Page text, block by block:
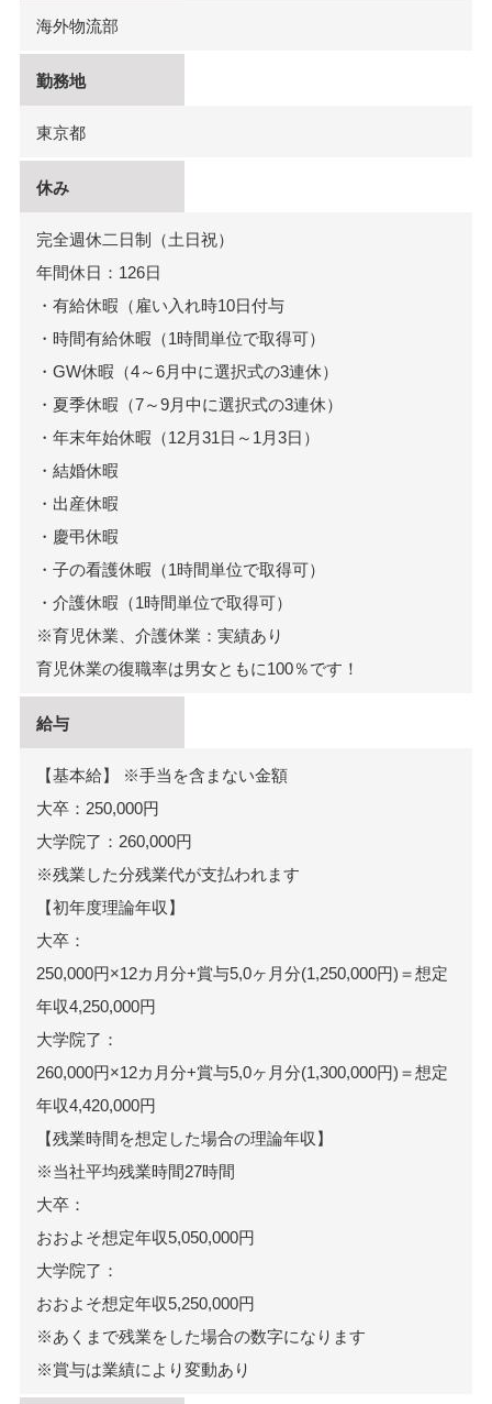
海外物流部
勤務地
東京都
休み
完全週休二日制（土日祝）
年間休日：126日
・有給休暇（雇い入れ時10日付与
・時間有給休暇（1時間単位で取得可）
・GW休暇（4～6月中に選択式の3連休）
・夏季休暇（7～9月中に選択式の3連休）
・年末年始休暇（12月31日～1月3日）
・結婚休暇
・出産休暇
・慶弔休暇
・子の看護休暇（1時間単位で取得可）
・介護休暇（1時間単位で取得可）
※育児休業、介護休業：実績あり
育児休業の復職率は男女ともに100％です！
給与
【基本給】 ※手当を含まない金額
大卒：250,000円
大学院了：260,000円
※残業した分残業代が支払われます
【初年度理論年収】
大卒：
250,000円×12カ月分+賞与5,0ヶ月分(1,250,000円)＝想定
年収4,250,000円
大学院了：
260,000円×12カ月分+賞与5,0ヶ月分(1,300,000円)＝想定
年収4,420,000円
【残業時間を想定した場合の理論年収】
※当社平均残業時間27時間
大卒：
おおよそ想定年収5,050,000円
大学院了：
おおよそ想定年収5,250,000円
※あくまで残業をした場合の数字になります
※賞与は業績により変動あり